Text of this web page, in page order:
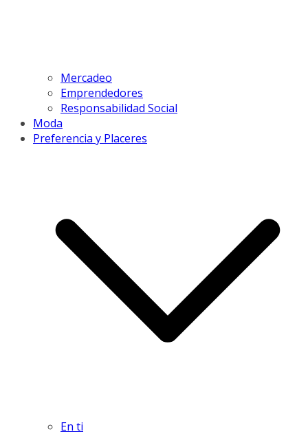
Mercadeo
Emprendedores
Responsabilidad Social
Moda
Preferencia y Placeres
En ti